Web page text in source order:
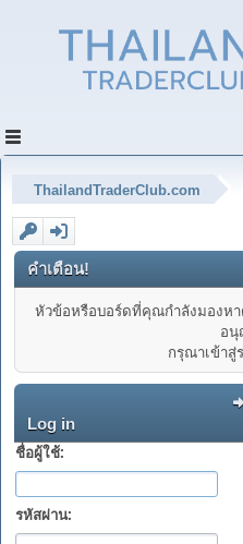
ThailandTraderClub.com
คำเตือน!
หัวข้อหรือบอร์ดที่คุณกำลังมองห
อนุ
กรุณาเข้าสู่
Log in
ชื่อผู้ใช้:
รหัสผ่าน: